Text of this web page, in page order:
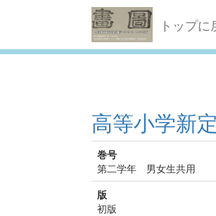
トップに
高等小学新
巻号
第二学年 男女生共用
版
初版